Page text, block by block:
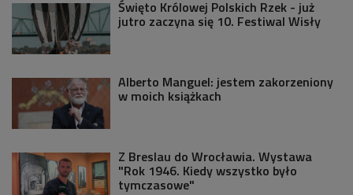
Święto Królowej Polskich Rzek - już
jutro zaczyna się 10. Festiwal Wisły
Alberto Manguel: jestem zakorzeniony
w moich książkach
Z Breslau do Wrocławia. Wystawa
"Rok 1946. Kiedy wszystko było
tymczasowe"